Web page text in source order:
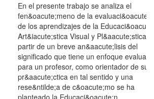
En el presente trabajo se analiza el
fen&oacute;meno de la evaluaci&oacute;n
de los aprendizajes de la
Art&iacute;stica Visual y Pl&aacute;stica
partir de un breve an&aacute;lisis del
significado que tiene un enfoque
para un profesor, como orientador de su
pr&aacute;ctica en tal sentido y una
rese&ntilde;a de c&oacute;mo se ha
planteado la Educaci&oacute;n